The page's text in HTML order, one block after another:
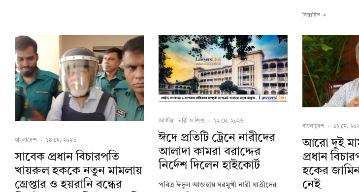
বিস্তারিত ➔
বাংলাদেশ · ১৪ মে, ২০২৬
সাবেক প্রধান বিচারপতি
খায়রুল হককে নতুন মামলায়
গ্রেপ্তার ও হয়রানি বন্ধের
জাতীয় নারী ও শিশু · ১২ মে, ২০২৬
ঈদে প্রতিটি ট্রেনে নারীদের
আলাদা কামরা বরাদ্দের
নির্দেশ দিলেন হাইকোর্ট
পবিত্র ঈদুল আজহায় ঘরমুখী নারী যাত্রীদের
বাংলাদেশ · ১২ মে,
আরো দুই
প্রধান
হকের
নেই